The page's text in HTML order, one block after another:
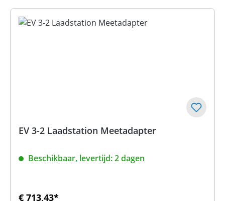
EV 3-2 Laadstation Meetadapter
Beschikbaar, levertijd: 2 dagen
€ 713,43*